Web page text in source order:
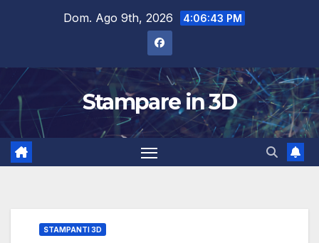
Dom. Ago 9th, 2026 4:06:44 PM
Stampare in 3D
STAMPANTI 3D